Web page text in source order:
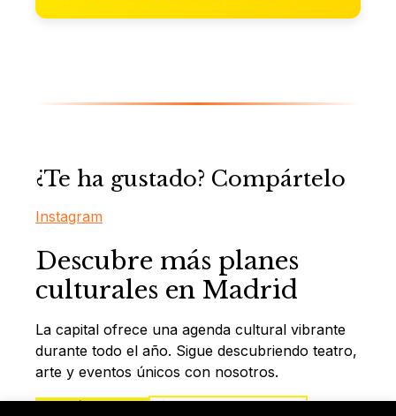
¿Te ha gustado? Compártelo
Instagram
Descubre más planes
culturales en Madrid
La capital ofrece una agenda cultural vibrante
durante todo el año. Sigue descubriendo teatro,
arte y eventos únicos con nosotros.
Ver más lugaresSíguenos en Instagram